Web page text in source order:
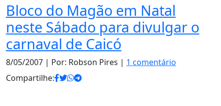
Bloco do Magão em Natal
neste Sábado para divulgar o
carnaval de Caicó
8/05/2007 | Por: Robson Pires | 1 comentário
Compartilhe: